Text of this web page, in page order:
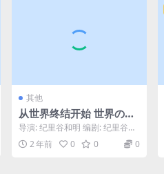
其他
从世界终结开始 世界の終
わりから (2023)
导演: 纪里谷和明 编剧: 纪里谷和
明 主演: 伊东苍 类型: 剧情 制片
国家/...
2 年前 0 0 0